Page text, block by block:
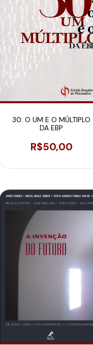
30: O UM E O MÚLTIPLO
DA EBP
R$50,00